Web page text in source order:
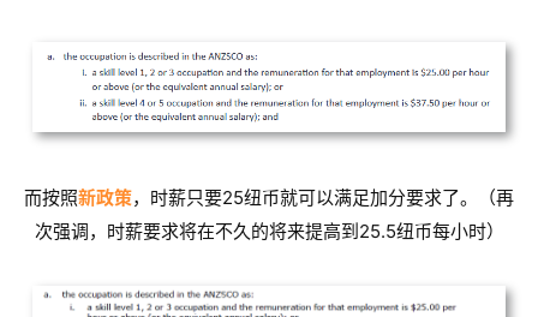
而按照新政策，时薪只要25纽币就可以满足加分要求了。（再
次强调，时薪要求将在不久的将来提高到25.5纽币每小时）